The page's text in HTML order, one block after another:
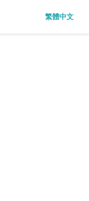
繁體中文